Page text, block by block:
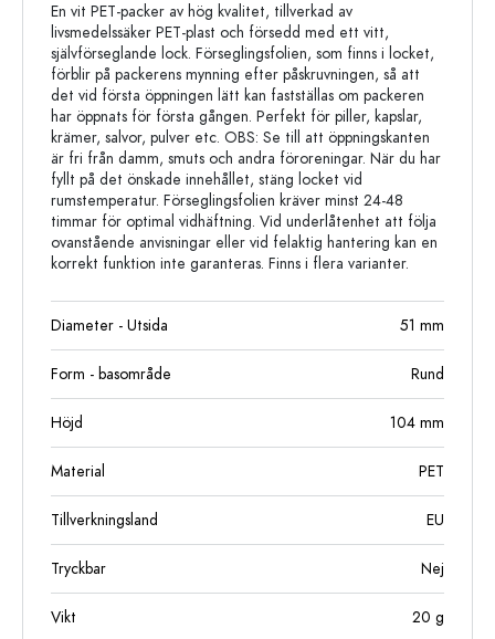
En vit PET-packer av hög kvalitet, tillverkad av
livsmedelssäker PET-plast och försedd med ett vitt,
självförseglande lock. Förseglingsfolien, som finns i locket,
förblir på packerens mynning efter påskruvningen, så att
det vid första öppningen lätt kan fastställas om packeren
har öppnats för första gången. Perfekt för piller, kapslar,
krämer, salvor, pulver etc. OBS: Se till att öppningskanten
är fri från damm, smuts och andra föroreningar. När du har
fyllt på det önskade innehållet, stäng locket vid
rumstemperatur. Förseglingsfolien kräver minst 24-48
timmar för optimal vidhäftning. Vid underlåtenhet att följa
ovanstående anvisningar eller vid felaktig hantering kan en
korrekt funktion inte garanteras. Finns i flera varianter.
Diameter - Utsida 51 mm
Form - basområde Rund
Höjd 104 mm
Material PET
Tillverkningsland EU
Tryckbar Nej
Vikt 20 g